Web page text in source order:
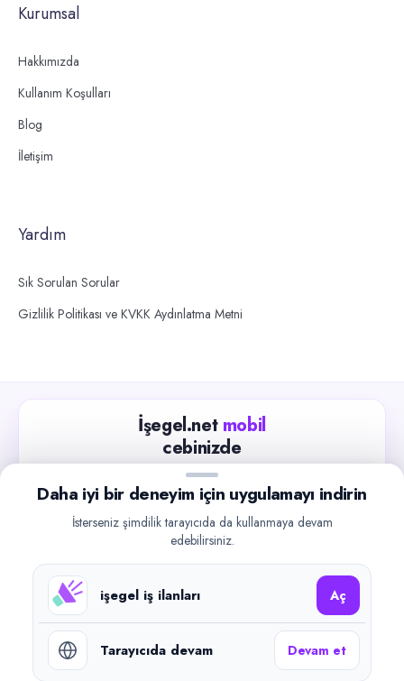
Kurumsal
Hakkımızda
Kullanım Koşulları
Blog
İletişim
Yardım
Sık Sorulan Sorular
Gizlilik Politikası ve KVKK Aydınlatma Metni
İşegel.net mobil
cebinizde
Güncel iş ilanlarını takip edin, işverenlerle hızlıca
iletişime geçin.
Google Play
©2026işegel.net. Tüm hakları saklıdır.
Daha iyi bir deneyim için uygulamayı indirin
İsterseniz şimdilik tarayıcıda da kullanmaya devam
edebilirsiniz.
işegel iş ilanları Aç
Tarayıcıda devam Devam et